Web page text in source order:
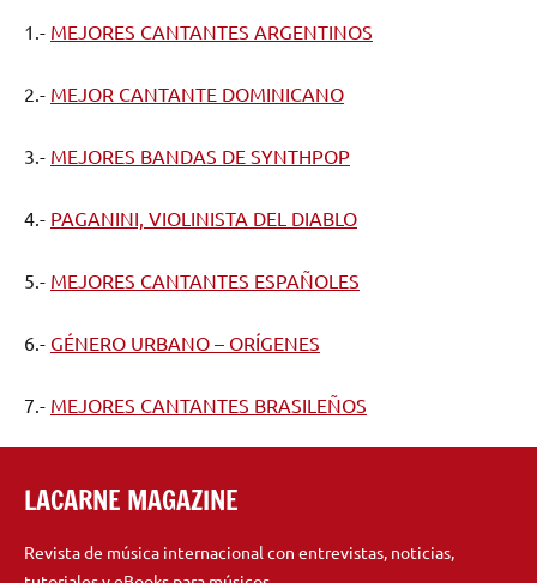
1.- MEJORES CANTANTES ARGENTINOS
2.- MEJOR CANTANTE DOMINICANO
3.- MEJORES BANDAS DE SYNTHPOP
4.- PAGANINI, VIOLINISTA DEL DIABLO
5.- MEJORES CANTANTES ESPAÑOLES
6.- GÉNERO URBANO – ORÍGENES
7.- MEJORES CANTANTES BRASILEÑOS
LACARNE MAGAZINE
Revista de música internacional con entrevistas, noticias,